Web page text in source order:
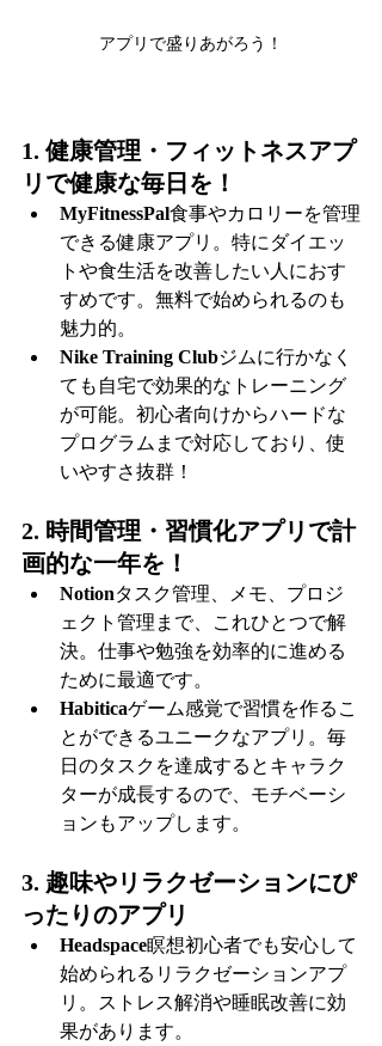
アプリで盛りあがろう！
1. 健康管理・フィットネスアプ
リで健康な毎日を！
MyFitnessPal食事やカロリーを管理
できる健康アプリ。特にダイエッ
トや食生活を改善したい人におす
すめです。無料で始められるのも
魅力的。
Nike Training Clubジムに行かなく
ても自宅で効果的なトレーニング
が可能。初心者向けからハードな
プログラムまで対応しており、使
いやすさ抜群！
2. 時間管理・習慣化アプリで計
画的な一年を！
Notionタスク管理、メモ、プロジ
ェクト管理まで、これひとつで解
決。仕事や勉強を効率的に進める
ために最適です。
Habiticaゲーム感覚で習慣を作るこ
とができるユニークなアプリ。毎
日のタスクを達成するとキャラク
ターが成長するので、モチベーシ
ョンもアップします。
3. 趣味やリラクゼーションにぴ
ったりのアプリ
Headspace瞑想初心者でも安心して
始められるリラクゼーションアプ
リ。ストレス解消や睡眠改善に効
果があります。